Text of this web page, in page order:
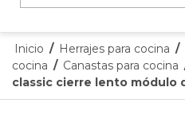
productos
Inicio / Herrajes para cocina /
cocina / Canastas para cocina
classic cierre lento módulo